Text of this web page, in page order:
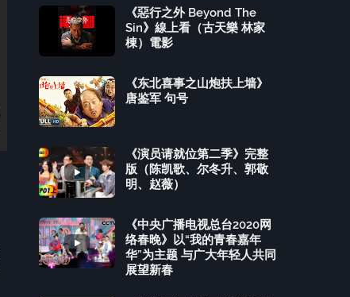
《惡行之外 Beyond The
Sin》線上看（古天樂 林家
棟）電影
《东北喜事之山炮扶上墙》
唐鉴军 句号
《演员请就位第二季》完整
版（陈凯歌、尔冬升、郭敬
明、赵薇）
《中央广播电视总台2020网
络春晚》以“我的青春嘉年
华”为主题 与广大年轻人共同
展望新春